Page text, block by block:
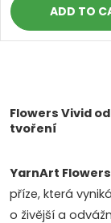
ADD TO
i
t
Flowers Vivid
tvoření
YarnArt
příze, která vyniká
o živější a